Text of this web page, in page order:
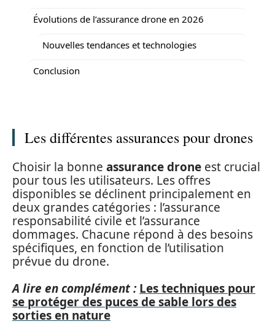
Évolutions de l’assurance drone en 2026
Nouvelles tendances et technologies
Conclusion
Les différentes assurances pour drones
Choisir la bonne assurance drone est crucial
pour tous les utilisateurs. Les offres
disponibles se déclinent principalement en
deux grandes catégories : l’assurance
responsabilité civile et l’assurance
dommages. Chacune répond à des besoins
spécifiques, en fonction de l’utilisation
prévue du drone.
A lire en complément : Les techniques pour
se protéger des puces de sable lors des
sorties en nature